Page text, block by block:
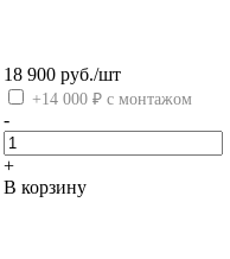
18 900 руб./шт
+14 000 ₽ с монтажом
-
+
В корзину